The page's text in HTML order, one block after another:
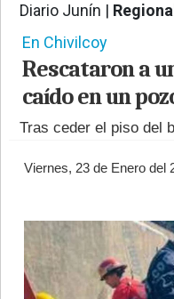
©2007/2026
Diario Junín |
En Chivilcoy
Rescataron a
caído en un
Tras ceder el piso del
Viernes, 23 de Enero del